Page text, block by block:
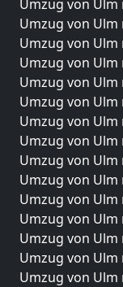
Umzug von
Umzug von
Umzug von Ulm
Umzug von Ulm
Umzug von Ulm
Umzug von Ulm
Umzug von Ulm
Umzug von Ulm
Umzug von Ulm
Umzug von Ulm
Umzug von Ulm
Umzug von Ulm
Umzug von
Umzug von
Umzug von